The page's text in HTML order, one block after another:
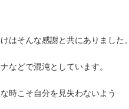
はそんな感謝と共にありました。
などで混沌としています。
時こそ自分を見失わないよう